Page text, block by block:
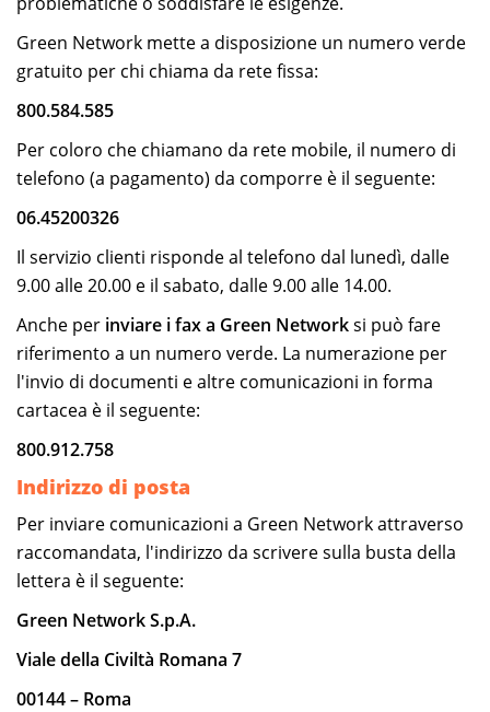
Green Network mette a disposizione un numero verde
gratuito per chi chiama da rete fissa:
800.584.585
Per coloro che chiamano da rete mobile, il numero di
telefono (a pagamento) da comporre è il seguente:
06.45200326
Il servizio clienti risponde al telefono dal lunedì, dalle
9.00 alle 20.00 e il sabato, dalle 9.00 alle 14.00.
Anche per inviare i fax a Green Networksi può fare
riferimento a un numero verde. La numerazione per
l'invio di documenti e altre comunicazioni in forma
cartacea è il seguente:
800.912.758
Indirizzo di posta
Per inviare comunicazioni a Green Network attraverso
raccomandata, l'indirizzo da scrivere sulla busta della
lettera è il seguente:
Green Network S.p.A.
Viale della Civiltà Romana 7
00144 – Roma